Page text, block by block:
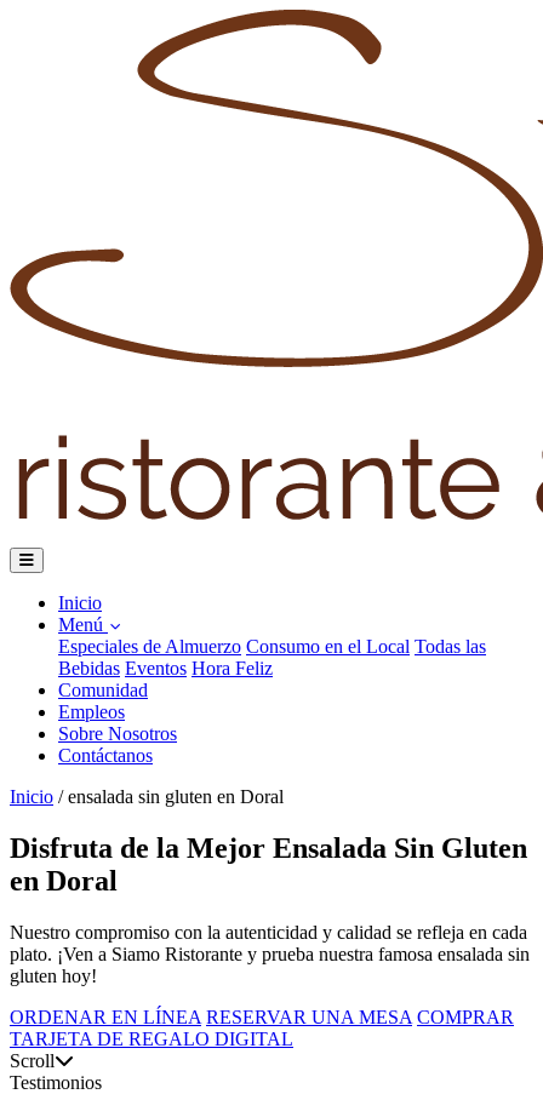
Inicio
Menú
Especiales de Almuerzo Consumo en el Local Todas las
Bebidas Eventos Hora Feliz
Comunidad
Empleos
Sobre Nosotros
Contáctanos
Inicio / ensalada sin gluten en Doral
Disfruta de la Mejor Ensalada Sin Gluten
en Doral
Nuestro compromiso con la autenticidad y calidad se refleja en cada
plato. ¡Ven a Siamo Ristorante y prueba nuestra famosa ensalada sin
gluten hoy!
ORDENAR EN LÍNEA RESERVAR UNA MESA COMPRAR
TARJETA DE REGALO DIGITAL
Scroll
Testimonios